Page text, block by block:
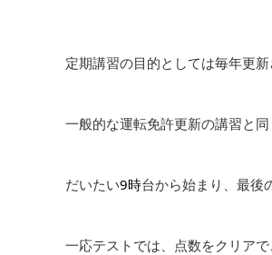
定期講習の目的としては毎年更
一般的な運転免許更新の講習と
だいたい9時台から始まり、最後
一応テストでは、点数をクリア